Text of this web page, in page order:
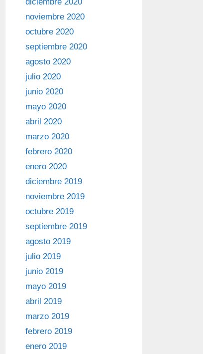
noviembre 2020
octubre 2020
septiembre 2020
agosto 2020
julio 2020
junio 2020
mayo 2020
abril 2020
marzo 2020
febrero 2020
enero 2020
diciembre 2019
noviembre 2019
octubre 2019
septiembre 2019
agosto 2019
julio 2019
junio 2019
mayo 2019
abril 2019
marzo 2019
febrero 2019
enero 2019